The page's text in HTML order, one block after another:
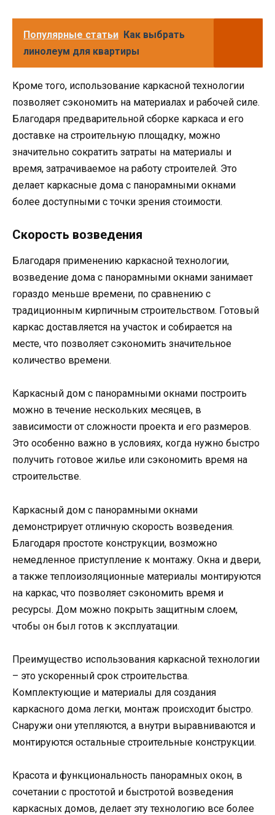
Популярные статьи Как выбрать
линолеум для квартиры
Кроме того, использование каркасной технологии
позволяет сэкономить на материалах и рабочей силе.
Благодаря предварительной сборке каркаса и его
доставке на строительную площадку, можно
значительно сократить затраты на материалы и
время, затрачиваемое на работу строителей. Это
делает каркасные дома с панорамными окнами
более доступными с точки зрения стоимости.
Скорость возведения
Благодаря применению каркасной технологии,
возведение дома с панорамными окнами занимает
гораздо меньше времени, по сравнению с
традиционным кирпичным строительством. Готовый
каркас доставляется на участок и собирается на
месте, что позволяет сэкономить значительное
количество времени.
Каркасный дом с панорамными окнами построить
можно в течение нескольких месяцев, в
зависимости от сложности проекта и его размеров.
Это особенно важно в условиях, когда нужно быстро
получить готовое жилье или сэкономить время на
строительстве.
Каркасный дом с панорамными окнами
демонстрирует отличную скорость возведения.
Благодаря простоте конструкции, возможно
немедленное приступление к монтажу. Окна и двери,
а также теплоизоляционные материалы монтируются
на каркас, что позволяет сэкономить время и
ресурсы. Дом можно покрыть защитным слоем,
чтобы он был готов к эксплуатации.
Преимущество использования каркасной технологии
– это ускоренный срок строительства.
Комплектующие и материалы для создания
каркасного дома легки, монтаж происходит быстро.
Снаружи они утепляются, а внутри выравниваются и
монтируются остальные строительные конструкции.
Красота и функциональность панорамных окон, в
сочетании с простотой и быстротой возведения
каркасных домов, делает эту технологию все более